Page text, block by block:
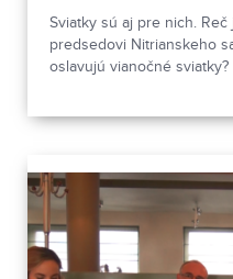
Sviatky sú aj pre nich.
predsedovi Nitrianskeho
oslavujú vianočné sviatky?